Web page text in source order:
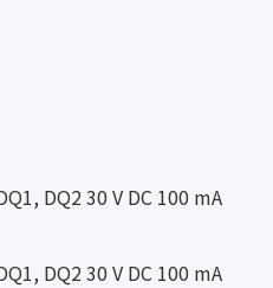
DQ2 30 V DC 100 mA
DQ2 30 V DC 100 mA